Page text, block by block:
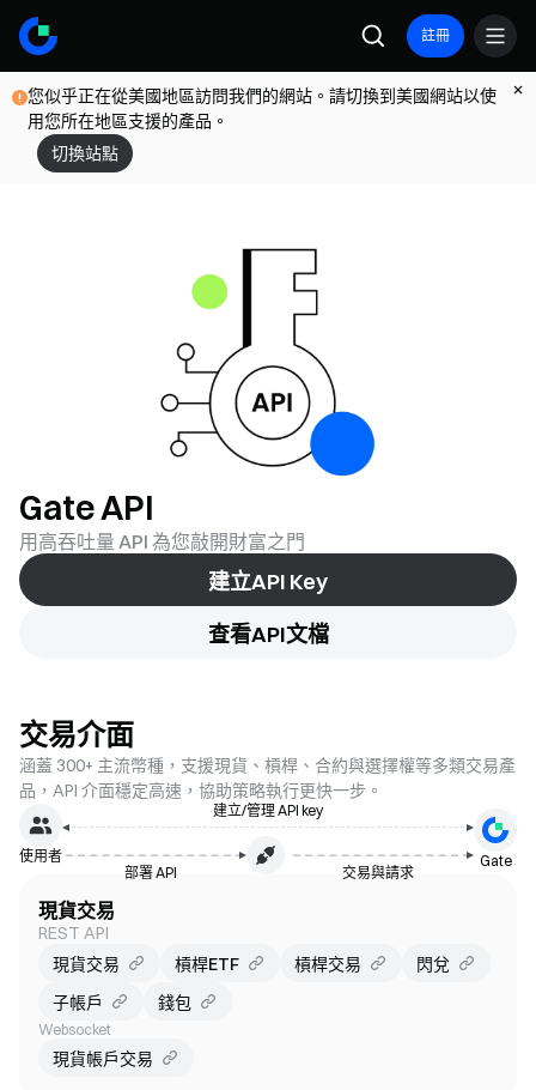
註冊
您似乎正在從美國地區訪問我們的網站。請切換到美國網站以使
用您所在地區支援的產品。
切換站點
Gate API
用高吞吐量 API 為您敲開財富之門
建立API Key
查看API文檔
交易介面
涵蓋 300+ 主流幣種，支援現貨、槓桿、合約與選擇權等多類交易產
品，API 介面穩定高速，協助策略執行更快一步。
使用者
建立/管理 API key
部署 API 交易與請求
Gate
現貨交易
REST API
現貨交易
槓桿ETF 槓桿交易
閃兌
子帳戶
錢包
Websocket
現貨帳戶交易